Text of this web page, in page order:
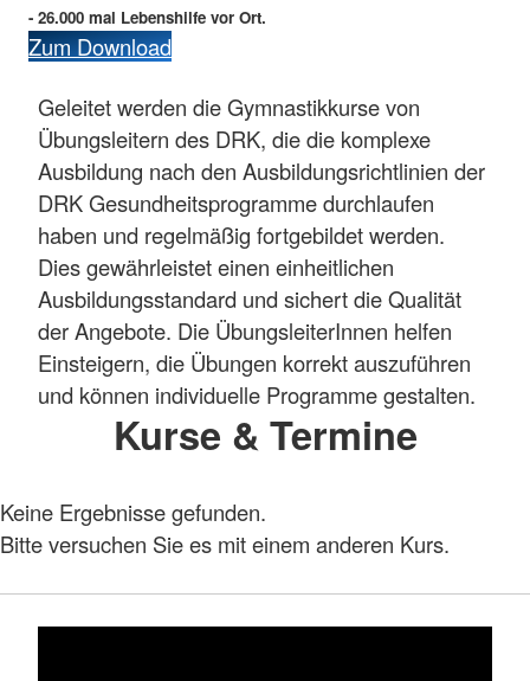
- 26.000 mal Lebenshilfe vor Ort.
Zum Download
Geleitet werden die Gymnastikkurse von
Übungsleitern des DRK, die die komplexe
Ausbildung nach den Ausbildungsrichtlinien der
DRK Gesundheitsprogramme durchlaufen
haben und regelmäßig fortgebildet werden.
Dies gewährleistet einen einheitlichen
Ausbildungsstandard und sichert die Qualität
der Angebote. Die ÜbungsleiterInnen helfen
Einsteigern, die Übungen korrekt auszuführen
und können individuelle Programme gestalten.
Kurse & Termine
Keine Ergebnisse gefunden.
Bitte versuchen Sie es mit einem anderen Kurs.